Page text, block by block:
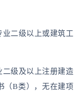
业二级以上或建筑工
二级及以上注册建造
（B类），无在建项